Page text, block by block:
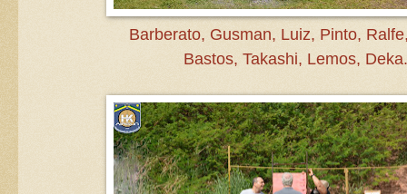
Barberato, Gusman, Luiz, Pinto,
Bastos, Takashi, Lemos, Deka.